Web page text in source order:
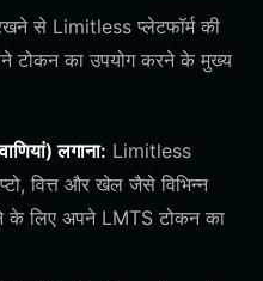
से Limitless प्लेटफॉर्म की
टोकन का उपयोग करने के मुख्य
लगाना: Limitless
वित्त और खेल जैसे विभिन्न
के लिए अपने LMTS टोकन का